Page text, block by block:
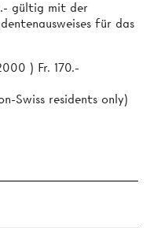
gültig mit der
für das
) Fr. 170.-
Swiss residents only)